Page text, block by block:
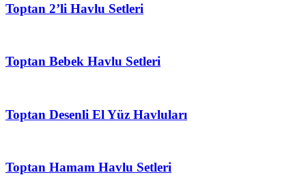
Toptan 2’li Havlu Setleri
Toptan Bebek Havlu Setleri
Toptan Desenli El Yüz Havluları
Toptan Hamam Havlu Setleri